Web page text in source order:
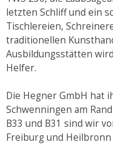
letzten Schliff und ein
Tischlereien,
traditionellen
Ausbildungsstätten
Helfer.
Die Hegner GmbH hat
Schwenningen am
B33 und B31 sind wir
Freiburg und